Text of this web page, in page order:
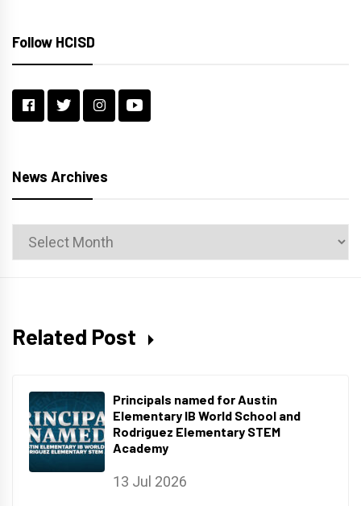
Follow HCISD
News Archives
News
Archives
Related Post
Principals named for Austin
Elementary IB World School and
Rodriguez Elementary STEM
Academy
13 Jul 2026